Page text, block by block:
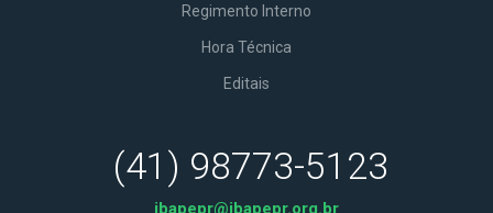
Regimento Interno
Hora Técnica
Editais
(41) 98773-5123
ibapepr@ibapepr.org.br